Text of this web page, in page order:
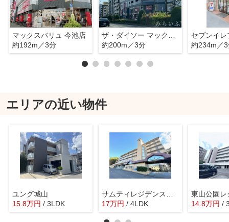
マックスバリュ 今池店
約192m／3分
ザ・ダイソー マックスバリュ今池店
約200m／3分
約234m／
エリアの近い物件
ユング城山
15.8万円 / 3LDK
17万円 / 4LDK
東山公園レ
14.8万円 /